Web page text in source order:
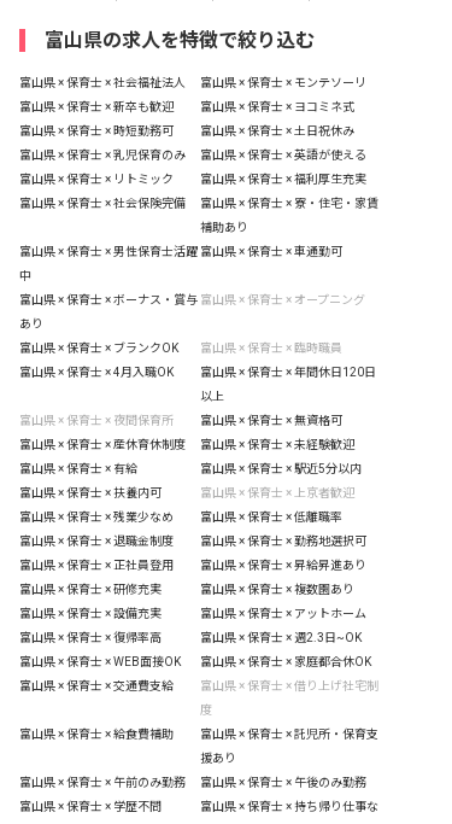
富山県の求人を特徴で絞り込む
富山県 × 保育士 × 社会福祉法人
富山県 × 保育士 × モンテソーリ
富山県 × 保育士 × 新卒も歓迎
富山県 × 保育士 × ヨコミネ式
富山県 × 保育士 × 時短勤務可
富山県 × 保育士 × 土日祝休み
富山県 × 保育士 × 乳児保育のみ
富山県 × 保育士 × 英語が使える
富山県 × 保育士 × リトミック
富山県 × 保育士 × 福利厚生充実
富山県 × 保育士 × 社会保険完備
富山県 × 保育士 × 寮・住宅・家賃
補助あり
富山県 × 保育士 × 男性保育士活躍
中
富山県 × 保育士 × 車通勤可
富山県 × 保育士 × ボーナス・賞与
あり
富山県 × 保育士 × オープニング
富山県 × 保育士 × ブランクOK
富山県 × 保育士 × 臨時職員
富山県 × 保育士 × 4月入職OK
富山県 × 保育士 × 年間休日120日
以上
富山県 × 保育士 × 夜間保育所
富山県 × 保育士 × 無資格可
富山県 × 保育士 × 産休育休制度
富山県 × 保育士 × 未経験歓迎
富山県 × 保育士 × 有給
富山県 × 保育士 × 駅近5分以内
富山県 × 保育士 × 扶養内可
富山県 × 保育士 × 上京者歓迎
富山県 × 保育士 × 残業少なめ
富山県 × 保育士 × 低離職率
富山県 × 保育士 × 退職金制度
富山県 × 保育士 × 勤務地選択可
富山県 × 保育士 × 正社員登用
富山県 × 保育士 × 昇給昇進あり
富山県 × 保育士 × 研修充実
富山県 × 保育士 × 複数園あり
富山県 × 保育士 × 設備充実
富山県 × 保育士 × アットホーム
富山県 × 保育士 × 復帰率高
富山県 × 保育士 × 週2.3日~OK
富山県 × 保育士 × WEB面接OK
富山県 × 保育士 × 家庭都合休OK
富山県 × 保育士 × 交通費支給
富山県 × 保育士 × 借り上げ社宅制
度
富山県 × 保育士 × 給食費補助
富山県 × 保育士 × 託児所・保育支
援あり
富山県 × 保育士 × 午前のみ勤務
富山県 × 保育士 × 午後のみ勤務
富山県 × 保育士 × 学歴不問
富山県 × 保育士 × 持ち帰り仕事な